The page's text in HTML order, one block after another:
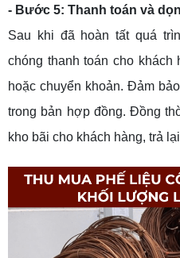
- Bước 5: Thanh toán và
Sau khi đã hoàn tất quá
chóng thanh toán cho
hoặc chuyển khoản. Đảm
trong bản hợp đồng. Đồng
kho bãi cho khách hàng, trả